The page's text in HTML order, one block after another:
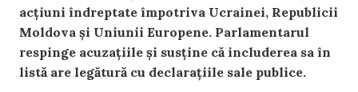
acțiuni îndreptate împotriva Ucrainei, Republicii
Moldova și Uniunii Europene. Parlamentarul
respinge acuzațiile și susține că includerea sa în
listă are legătură cu declarațiile sale publice.